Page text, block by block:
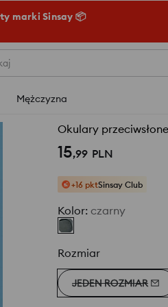
marki Sinsay 📦
Mężczyzna
Okulary
15,99 PLN
+16 pktSinsay Club
Kolor: czarny
Rozmiar
JEDEN ROZMIAR